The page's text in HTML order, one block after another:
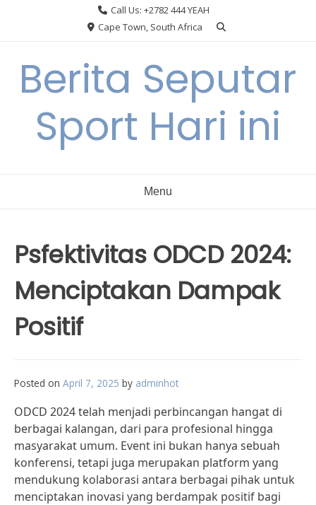
Call Us: +2782 444 YEAH
Cape Town, South Africa
Berita Seputar
Sport Hari ini
Menu
Psfektivitas ODCD 2024:
Menciptakan Dampak
Positif
Posted on April 7, 2025 by adminhot
ODCD 2024 telah menjadi perbincangan hangat di
berbagai kalangan, dari para profesional hingga
masyarakat umum. Event ini bukan hanya sebuah
konferensi, tetapi juga merupakan platform yang
mendukung kolaborasi antara berbagai pihak untuk
menciptakan inovasi yang berdampak positif bagi